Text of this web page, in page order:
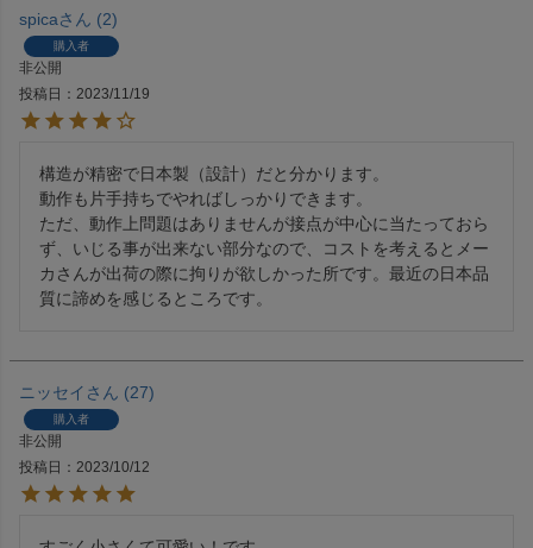
spica 2
購入者
非公開
投稿日
2023/11/19
構造が精密で日本製（設計）だと分かります。
動作も片手持ちでやればしっかりできます。
ただ、動作上問題はありませんが接点が中心に当たっておら
ず、いじる事が出来ない部分なので、コストを考えるとメー
カさんが出荷の際に拘りが欲しかった所です。最近の日本品
質に諦めを感じるところです。
ニッセイ 27
購入者
非公開
投稿日
2023/10/12